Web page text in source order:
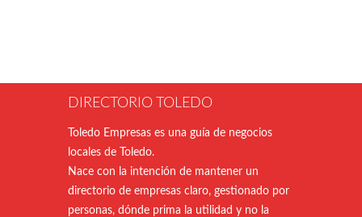
DIRECTORIO TOLEDO
Toledo Empresas es una guía de negocios
locales de Toledo.
Nace con la intención de mantener un
directorio de empresas claro, gestionado por
personas, dónde prima la utilidad y no la